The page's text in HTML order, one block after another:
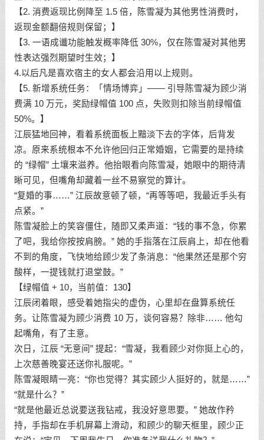
【2. 消费返现比例降至 1.5 倍，陈雪凝为其他男性消费时，
返现金额翻倍规则保留；】
【3. 一语成谶功能触发概率降低 30%，仅在陈雪凝对其他男
性表达强烈期望时生效；】
4.以后凡是喜欢宿主的女人都会沿用以上规则。
【5. 新增系统任务：「情场博弈」—— 引导陈雪凝为顾少消
费满 10 万元，奖励绿帽值 100 点，失败则扣除当前绿帽值
50%。】
江辰猛地回神，看着系统面板上黯淡下去的字体，后背发
凉。原来系统根本不允许他回归正常婚姻，它需要的是持续
的 “绿帽” 土壤来滋养。他抬眼看向陈雪凝，她眼中的期待清
晰可见，但嘴角却藏着一丝不易察觉的算计。
“复婚的事……” 江辰故意顿了顿，“再等等吧，我最近手头有
点紧。”
陈雪凝脸上的笑容僵住，随即又柔声道：“钱的事不急，你累
了吧，我给你按按肩膀。” 她的手指落在江辰肩上，却在他看
不到的角度，飞快地给顾少发了条消息：“他果然还是那个穷
酸样，一提钱就打退堂鼓。”
【绿帽值 + 10，当前值：130】
江辰闭着眼，感受着她指尖的虚伪，心里却在盘算系统任
务。让陈雪凝为顾少消费 10 万，谈何容易？除非…… 他勾
起嘴角，有了主意。
次日，江辰 “无意间” 提起：“雪凝，我看顾少对你挺上心的，
上次慈善晚宴还送你礼服呢。”
陈雪凝眼睛一亮：“你也觉得？其实顾少人挺好的，就是……”
“就是什么？”
“就是他最近总说要送我钻戒，我没好意思要。” 她故作矜
持，手指却在手机屏幕上滑动，和顾少的聊天框里，顾少正